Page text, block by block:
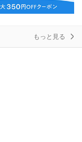
もっと見る